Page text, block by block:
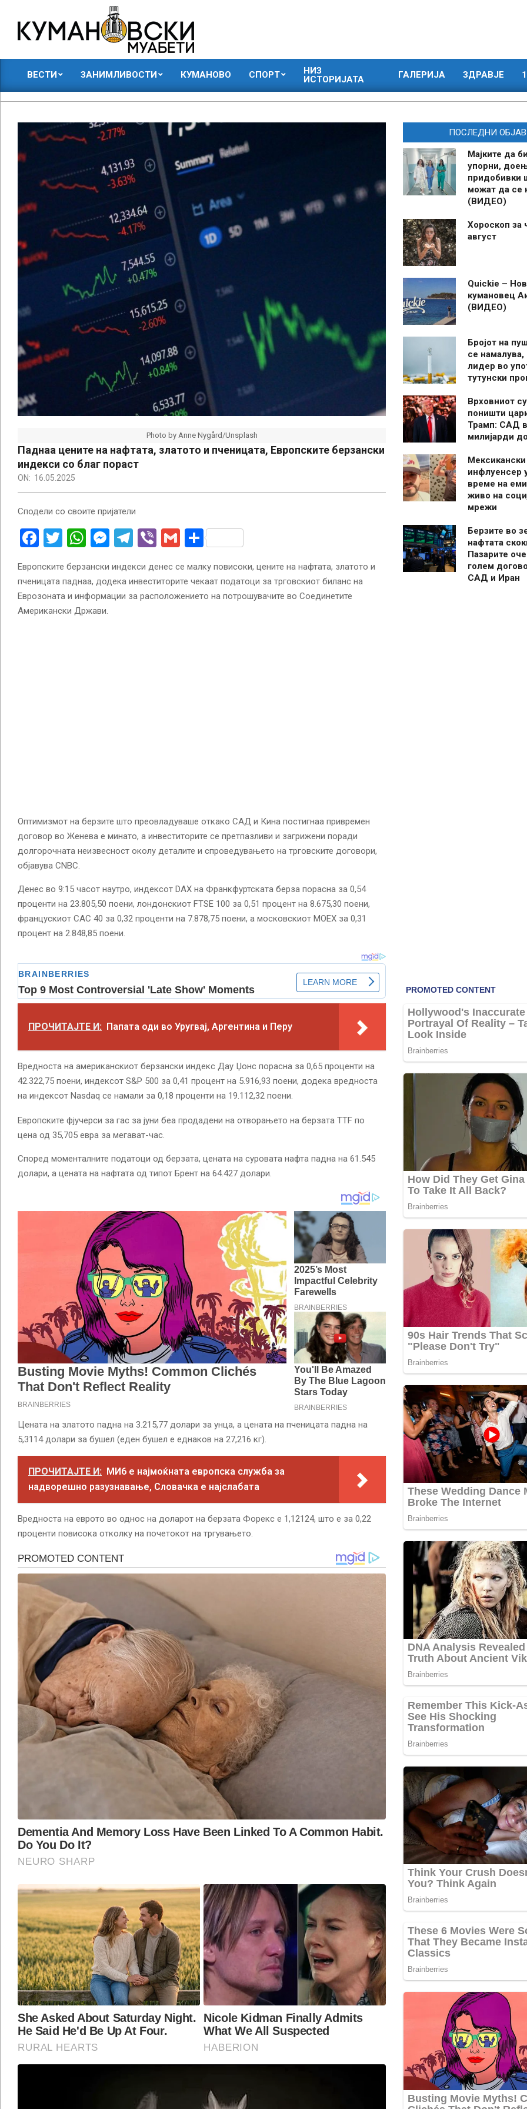
content
КУМАНОВСКИ
МУАБЕТИ
ВЕСТИ ЗАНИМЛИВОСТИ КУМАНОВО СПОРТ
НИЗ
ИСТОРИЈАТА
ГАЛЕРИЈА ЗДРАВЈЕ
Photo by Anne Nygård/Unsplash
Паднаа цените на нафтата, златото и пченицата, Европските берзански
индекси со благ пораст
ON: 16.05.2025
Сподели со своите пријатели
Facebook
Twitter
WhatsApp
Messenger
Telegram
ViberGmailShare
Европските берзански индекси денес се малку повисоки, цените на нафтата, златото и
пченицата паднаа, додека инвеститорите чекаат податоци за трговскиот биланс на
Еврозоната и информации за расположението на потрошувачите во Соединетите
Американски Држави.
Оптимизмот на берзите што преовладуваше откако САД и Кина постигнаа привремен
договор во Женева е минато, а инвеститорите се претпазливи и загрижени поради
долгорочната неизвесност околу деталите и спроведувањето на трговските договори,
објавува CNBC.
Денес во 9:15 часот наутро, индексот DAX на Франкфуртската берза порасна за 0,54
проценти на 23.805,50 поени, лондонскиот FTSE 100 за 0,51 процент на 8.675,30 поени,
францускиот CAC 40 за 0,32 проценти на 7.878,75 поени, а московскиот MOEX за 0,31
процент на 2.848,85 поени.
ПРОЧИТАЈТЕ И: Папата оди во Уругвај, Аргентина и Перу
Вредноста на американскиот берзански индекс Дау Џонс порасна за 0,65 проценти на
42.322,75 поени, индексот S&P 500 за 0,41 процент на 5.916,93 поени, додека вредноста
на индексот Nasdaq се намали за 0,18 проценти на 19.112,32 поени.
Европските фјучерси за гас за јуни беа продадени на отворањето на берзата TTF по
цена од 35,705 евра за мегават-час.
Според моменталните податоци од берзата, цената на суровата нафта падна на 61.545
долари, а цената на нафтата од типот Брент на 64.427 долари.
Цената на златото падна на 3.215,77 долари за унца, а цената на пченицата падна на
5,3114 долари за бушел (еден бушел е еднаков на 27,216 кг).
ПРОЧИТАЈТЕ И:
МИ6 е најмоќната европска служба за
надворешно разузнавање, Словачка е најслабата
Вредноста на еврото во однос на доларот на берзата Форекс е 1,12124, што е за 0,22
проценти повисока отколку на почетокот на тргувањето.
ПОСЛЕДНИ
Мајките да
упорни,
придобивки
можат да се
(ВИДЕО)
Хороскоп за
август
Quickie –
кумановец
(ВИДЕО)
Бројот на
се намалува,
лидер во
тутунски
Врховниот
поништи
Трамп: САД
милијарди
Мексикански
инфлуенсер
време на
живо на
мрежи
Берзите во
нафтата
Пазарите
голем
САД и Иран